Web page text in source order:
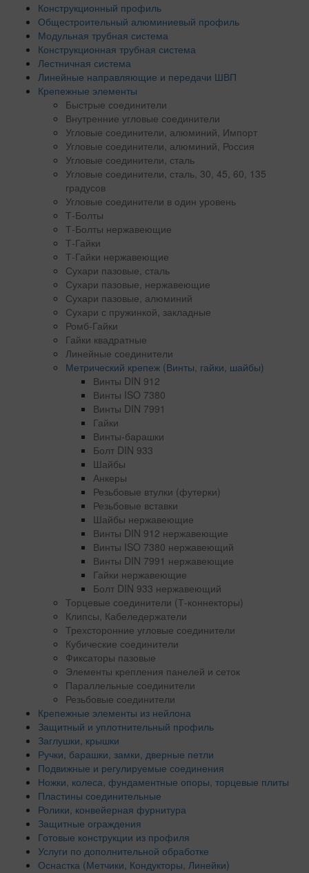
Конструкционный профиль
Общестроительный алюминиевый профиль
Модульная трубная система
Конструкционная трубная система
Лестничная система
Линейные направляющие и передачи ШВП
Крепежные элементы
Быстрые соединители
Внутренние угловые соединители
Угловые соединители, алюминий, Импорт
Угловые соединители, алюминий, Россия
Угловые соединители, сталь
Угловые соединители, сталь, 30, 45, 60, 135
градусов
Угловые соединители в один уровень
Т-Болты
Т-Болты нержавеющие
Т-Гайки
Т-Гайки нержавеющие
Сухари пазовые, сталь
Сухари пазовые, нержавеющие
Сухари пазовые, алюминий
Сухари с пружинкой, закладные
Ромб-Гайки
Гайки квадратные
Линейные соединители
Метрический крепеж (Винты, гайки, шайбы)
Винты DIN 912
Винты ISO 7380
Винты DIN 7991
Гайки
Винты-барашки
Болт DIN 933
Шайбы
Анкеры
Резьбовые втулки (футерки)
Резьбовые вставки
Шайбы нержавеющие
Винты DIN 912 нержавеющие
Винты ISO 7380 нержавеющий
Винты DIN 7991 нержавеющие
Гайки нержавеющие
Болт DIN 933 нержавеющий
Торцевые соединители (Т-коннекторы)
Клипсы, Кабеледержатели
Трехсторонние угловые соединители
Кубические соединители
Фиксаторы пазовые
Элементы крепления панелей и сеток
Параллельные соединители
Резьбовые соединители
Крепежные элементы из нейлона
Защитный и уплотнительный профиль
Заглушки, крышки
Ручки, барашки, замки, дверные петли
Подвижные и регулируемые соединения
Ножки, колеса, фундаментные опоры, торцевые плиты
Пластины соединительные
Ролики, конвейерная фурнитура
Защитные ограждения
Готовые конструкции из профиля
Услуги по дополнительной обработке
Оснастка (Метчики, Кондукторы, Линейки)